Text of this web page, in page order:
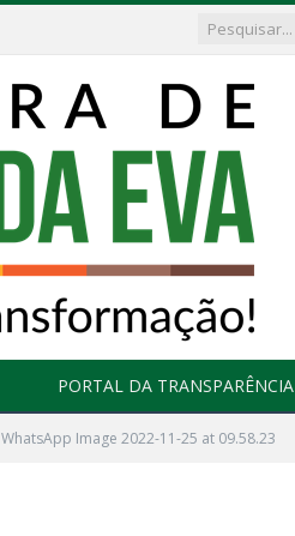
PORTAL DA TRANSPARÊNCIA
WhatsApp Image 2022-11-25 at 09.58.23